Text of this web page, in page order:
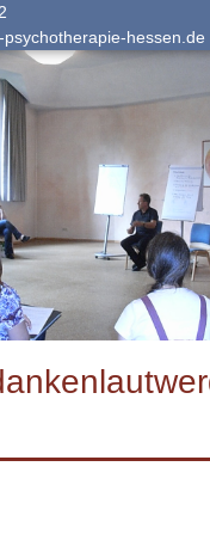
hessen.de